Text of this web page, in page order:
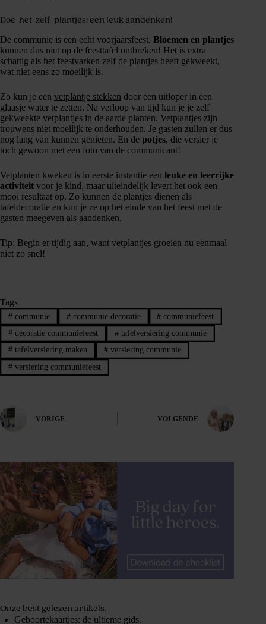
Doe-het-zelf-plantjes: een leuk aandenken!
De communie is een echt voorjaarsfeest. Bloemen en plantjes
kunnen dus niet op de feesttafel ontbreken! Het is extra
schattig als het feestvarken zelf de plantjes heeft gekweekt,
wat niet eens zo moeilijk is.
Zo kun je een vetplantje stekken door een uitloper in een
glaasje water te zetten. Na verloop van tijd kun je je zelf
gekweekte vetplantjes in de aarde planten. Vetplantjes zijn
trouwens niet moeilijk te onderhouden. Je gasten zullen er dus
nog lang van kunnen genieten. En de potjes, die versier je
toch gewoon met een foto van de communicant!
Vetplanten kweken is in eerste instantie een leuke en leerrijke
activiteit voor je kind, maar uiteindelijk levert het ook een
mooi resultaat op. Zo kunnen de plantjes dienen als
tafeldecoratie en kun je ze op het einde van het feest met de
gasten meegeven als aandenken.
Tip: Begin er tijdig aan, want vetplantjes groeien nu eenmaal
niet zo snel!
Tags
#communie #communie decoratie # communiefeest
#decoratie communiefeest #tafelversiering communie
#tafelversiering maken #versiering communie
#versiering communiefeest
VORIGE VOLGENDE
Onze best gelezen artikels.
Geboortekaartjes: de ultieme gids.